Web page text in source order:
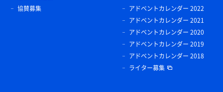
協賛募集
アドベントカレンダー 2022
アドベントカレンダー 2021
アドベントカレンダー 2020
アドベントカレンダー 2019
アドベントカレンダー 2018
ライター募集